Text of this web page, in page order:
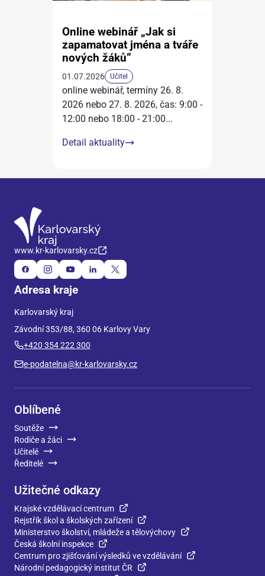
Online webinář „Jak si
zapamatovat jména a tváře
nových žáků“
01.07.2026 Učitel
online webinář, termíny 26. 8.
2026 nebo 27. 8. 2026, čas: 9:00 -
12:00 nebo 18:00 - 21:00...
Detail aktuality
www.kr-karlovarsky.cz
Adresa kraje
Karlovarský kraj
Závodní 353/88, 360 06 Karlovy Vary
+420 354 222 300
e-podatelna@kr-karlovarsky.cz
Oblíbené
Soutěže
Rodiče a žáci
Učitelé
Ředitelé
Užitečné odkazy
Krajské vzdělávací centrum
Rejstřík škol a školských zařízení
Ministerstvo školství, mládeže a tělovýchovy
Česká školní inspekce
Centrum pro zjišťování výsledků ve vzdělávání
Národní pedagogický institut ČR